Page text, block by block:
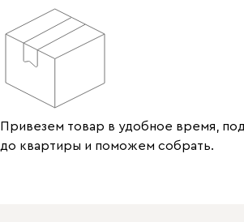
Привезем товар в удобное время,
до квартиры и поможем собрать.